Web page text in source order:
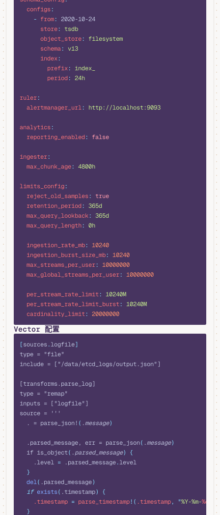
  configs
:
    -
from: 2020-10-24
      store
: tsdb
      object_store
:
filesystem
      schema
: v13
      index
:
        prefix
:
index_
        period
: 24h
ruler:
  alertmanager_url
: http://localhost:9093
analytics:
  reporting_enabled
: false
ingester:
  max_chunk_age
: 4800h
limits_config:
  reject_old_samples
: true
  retention_period
: 365d
  max_query_lookback
: 365d
  max_query_length
: 0h
  ingestion_rate_mb
: 10240
  ingestion_burst_size_mb
: 10240
  max_streams_per_user
: 10000000
  max_global_streams_per_user
: 10000000
  per_stream_rate_limit
: 10240M
  per_stream_rate_limit_burst
: 10240M
  cardinality_limit
: 20000000
Vector 配置
[sources.logfile]
type = "file"
include = ["/data/etcd_logs/output.json"]
[transforms.parse_log]
type = "remap"
inputs = ["logfile"]
source = '''
  . = parse_json!
( .message)
  .parsed_message, err = parse_json
( .message)
  if is_object
( .parsed_message)
{
    .level
= .parsed_message.level
  }
  del
( .parsed_message)
  if
exists( .timestamp)
{
    .timestamp
= parse_timestamp!( .timestamp, "%Y-%m-%d
  }